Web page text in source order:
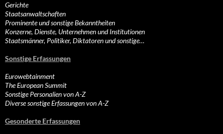
Gerichte
Staatsanwaltschaften
Prominente und sonstige Bekanntheiten
Konzerne, Dienste, Unternehmen und Institutionen
Staatsmänner, Politiker, Diktatoren und sonstige…
Sonstige Erfassungen
Eurowebtainment
The European Summit
Sonstige Personalien von A-Z
Diverse sonstige Erfassungen von A-Z
Gesonderte Erfassungen